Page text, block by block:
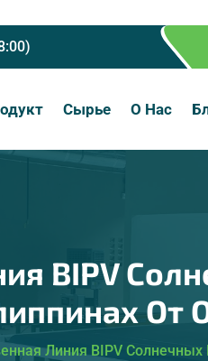
Сырье О Нас
BIPV
От
Линия BIPV